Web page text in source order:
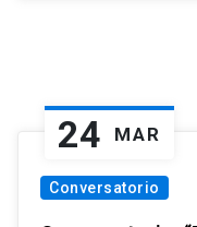
24 MAR
Conversatorio